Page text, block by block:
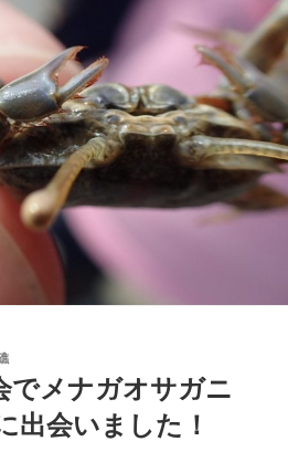
でメナガオサガニ
出会いました！